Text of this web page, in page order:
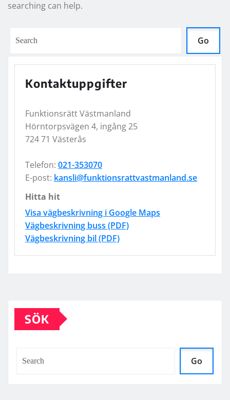
searching can help.
Go
Kontaktuppgifter
Funktionsrätt Västmanland
Hörntorpsvägen 4, ingång 25
724 71 Västerås
Telefon: 021-353070
E-post: kansli@funktionsrattvastmanland.se
Hitta hit
Visa vägbeskrivning i Google Maps
Vägbeskrivning buss (PDF)
Vägbeskrivning bil (PDF)
SÖK
Go